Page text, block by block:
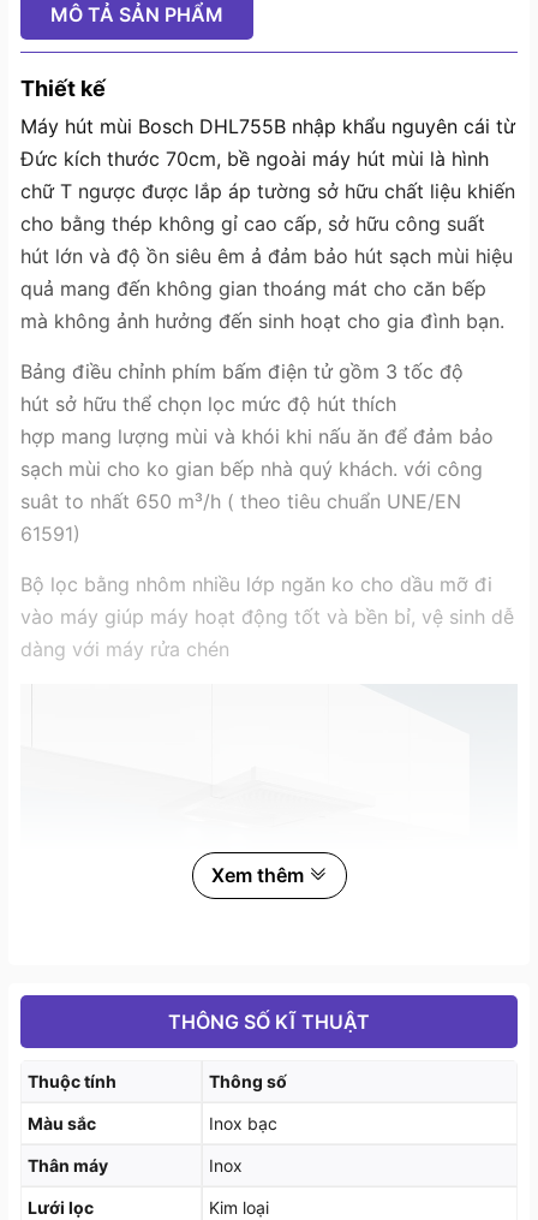
MÔ TẢ SẢN PHẨM
Thiết kế
Máy hút mùi Bosch DHL755B nhập khẩu nguyên cái từ
Đức kích thước 70cm, bề ngoài máy hút mùi là hình
chữ T ngược được lắp áp tường sở hữu chất liệu khiến
cho bằng thép không gỉ cao cấp, sở hữu công suất
hút lớn và độ ồn siêu êm ả đảm bảo hút sạch mùi hiệu
quả mang đến không gian thoáng mát cho căn bếp
mà không ảnh hưởng đến sinh hoạt cho gia đình bạn.
Bảng điều chỉnh phím bấm điện tử gồm 3 tốc độ
hút sở hữu thể chọn lọc mức độ hút thích
hợp mang lượng mùi và khói khi nấu ăn để đảm bảo
sạch mùi cho ko gian bếp nhà quý khách. với công
suât to nhất 650 m³/h ( theo tiêu chuẩn UNE/EN
61591)
Bộ lọc bằng nhôm nhiều lớp ngăn ko cho dầu mỡ đi
vào máy giúp máy hoạt động tốt và bền bỉ, vệ sinh dễ
dàng với máy rửa chén
Đặc tính sản phẩm
Chất liệu làm bằng inox
Đường kính thoát khí (mm) 120/150 mm
2 đèn halogen x 20 W
Xem thêm
THÔNG SỐ KĨ THUẬT
Thuộc tính Thông số
Màu sắc Inox bạc
Thân máy Inox
Lưới lọc Kim loại